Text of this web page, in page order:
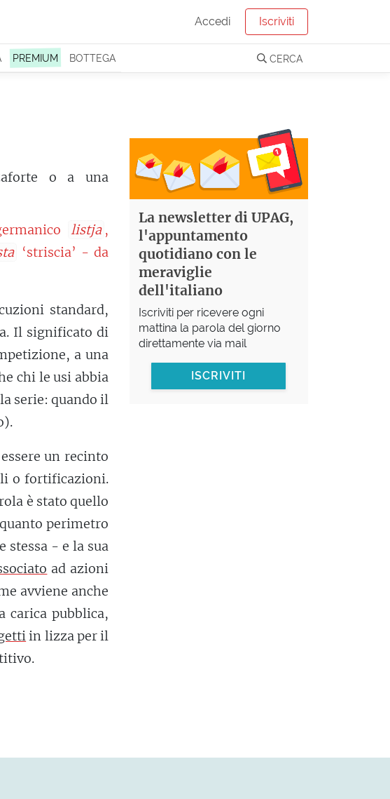
Accedi Iscriviti
PREMIUM BOTTEGA CERCA
o a una
listja ,
‘striscia’ - da
standard,
Il significato di
a una
chi le usi abbia
serie: quando il
un recinto
o fortificazioni.
è stato quello
perimetro
stessa - e la sua
ad azioni
avviene anche
carica pubblica,
in lizza per il
La newsletter di UPAG,
l'appuntamento
quotidiano con le
meraviglie
dell'italiano
Iscriviti per ricevere ogni
mattina la parola del giorno
direttamente via mail
ISCRIVITI